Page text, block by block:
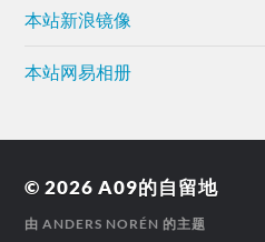
本站新浪镜像
本站网易相册
© 2026A09的自留地
由ANDERS NORÉN 的主题